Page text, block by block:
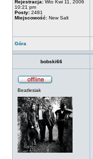
Rejestracja: Wto Kwi 11, 2006
10:21 pm
Posty: 2481
Miejscowość: New Salt
Góra
bobski66
Beatlesiak